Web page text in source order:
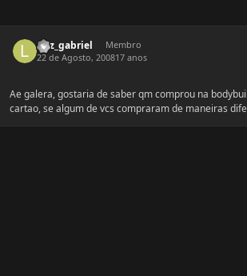
luiz_gabriel
Membro
22 de Agosto, 200817 anos
Ae galera, gostaria de saber qm comprou na
cartao, se algum de vcs compraram de maneiras